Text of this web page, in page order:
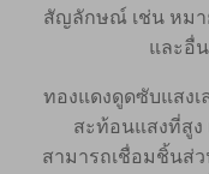
สัญลักษณ์ เช่น หมา
และอื่
ทองแดงดูดซับแสงเ
สะท้อนแสงที่สูง
สามารถเชื่อมชิ้นส่